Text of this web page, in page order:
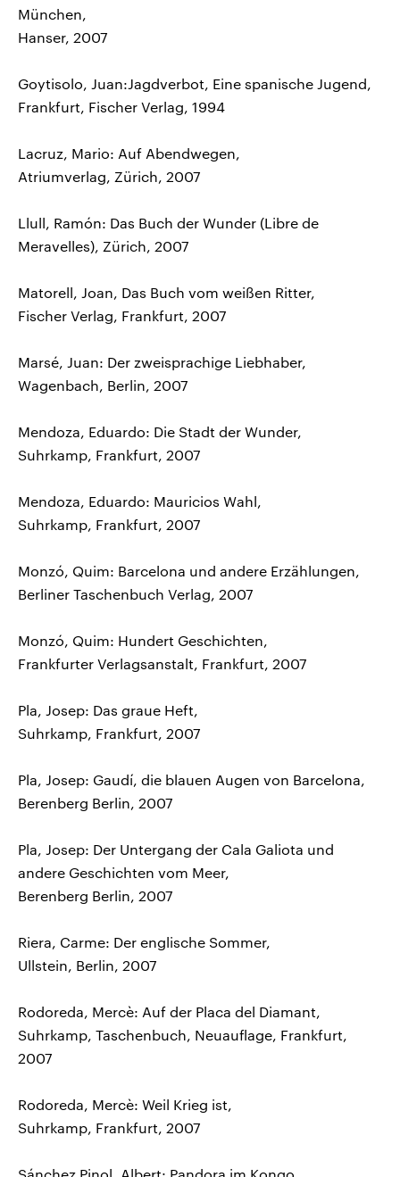
München,
Hanser, 2007
Goytisolo, Juan:Jagdverbot, Eine spanische Jugend,
Frankfurt, Fischer Verlag, 1994
Lacruz, Mario: Auf Abendwegen,
Atriumverlag, Zürich, 2007
Llull, Ramón: Das Buch der Wunder (Libre de
Meravelles), Zürich, 2007
Matorell, Joan, Das Buch vom weißen Ritter,
Fischer Verlag, Frankfurt, 2007
Marsé, Juan: Der zweisprachige Liebhaber,
Wagenbach, Berlin, 2007
Mendoza, Eduardo: Die Stadt der Wunder,
Suhrkamp, Frankfurt, 2007
Mendoza, Eduardo: Mauricios Wahl,
Suhrkamp, Frankfurt, 2007
Monzó, Quim: Barcelona und andere Erzählungen,
Berliner Taschenbuch Verlag, 2007
Monzó, Quim: Hundert Geschichten,
Frankfurter Verlagsanstalt, Frankfurt, 2007
Pla, Josep: Das graue Heft,
Suhrkamp, Frankfurt, 2007
Pla, Josep: Gaudí, die blauen Augen von Barcelona,
Berenberg Berlin, 2007
Pla, Josep: Der Untergang der Cala Galiota und
andere Geschichten vom Meer,
Berenberg Berlin, 2007
Riera, Carme: Der englische Sommer,
Ullstein, Berlin, 2007
Rodoreda, Mercè: Auf der Placa del Diamant,
Suhrkamp, Taschenbuch, Neuauflage, Frankfurt,
2007
Rodoreda, Mercè: Weil Krieg ist,
Suhrkamp, Frankfurt, 2007